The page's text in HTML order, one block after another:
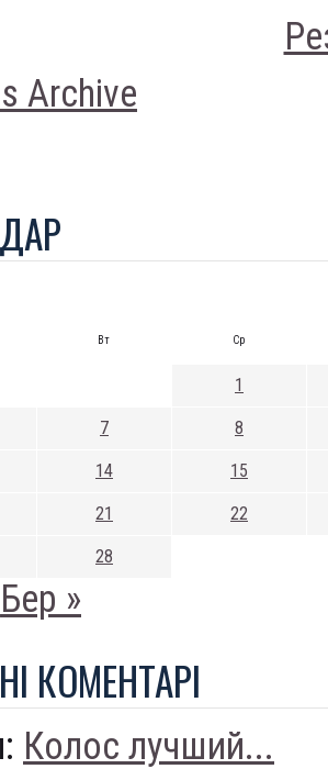
Archive
Вт Ср
1
7 8
14 15
21 22
28
Бер »
КОМЕНТАРI
Колос лучший...